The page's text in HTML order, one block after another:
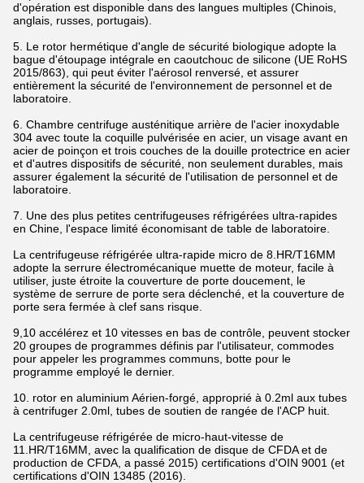
d'opération est disponible dans des langues multiples (Chinois,
anglais, russes, portugais).
5. Le rotor hermétique d'angle de sécurité biologique adopte la
bague d'étoupage intégrale en caoutchouc de silicone (UE RoHS
2015/863), qui peut éviter l'aérosol renversé, et assurer
entièrement la sécurité de l'environnement de personnel et de
laboratoire.
6. Chambre centrifuge austénitique arrière de l'acier inoxydable
304 avec toute la coquille pulvérisée en acier, un visage avant en
acier de poinçon et trois couches de la douille protectrice en acier
et d'autres dispositifs de sécurité, non seulement durables, mais
assurer également la sécurité de l'utilisation de personnel et de
laboratoire.
7. Une des plus petites centrifugeuses réfrigérées ultra-rapides
en Chine, l'espace limité économisant de table de laboratoire.
La centrifugeuse réfrigérée ultra-rapide micro de 8.HR/T16MM
adopte la serrure électromécanique muette de moteur, facile à
utiliser, juste étroite la couverture de porte doucement, le
système de serrure de porte sera déclenché, et la couverture de
porte sera fermée à clef sans risque.
9,10 accélérez et 10 vitesses en bas de contrôle, peuvent stocker
20 groupes de programmes définis par l'utilisateur, commodes
pour appeler les programmes communs, botte pour le
programme employé le dernier.
10. rotor en aluminium Aérien-forgé, approprié à 0.2ml aux tubes
à centrifuger 2.0ml, tubes de soutien de rangée de l'ACP huit.
La centrifugeuse réfrigérée de micro-haut-vitesse de
11.HR/T16MM, avec la qualification de disque de CFDA et de
production de CFDA, a passé 2015) certifications d'OIN 9001 (et
certifications d'OIN 13485 (2016).